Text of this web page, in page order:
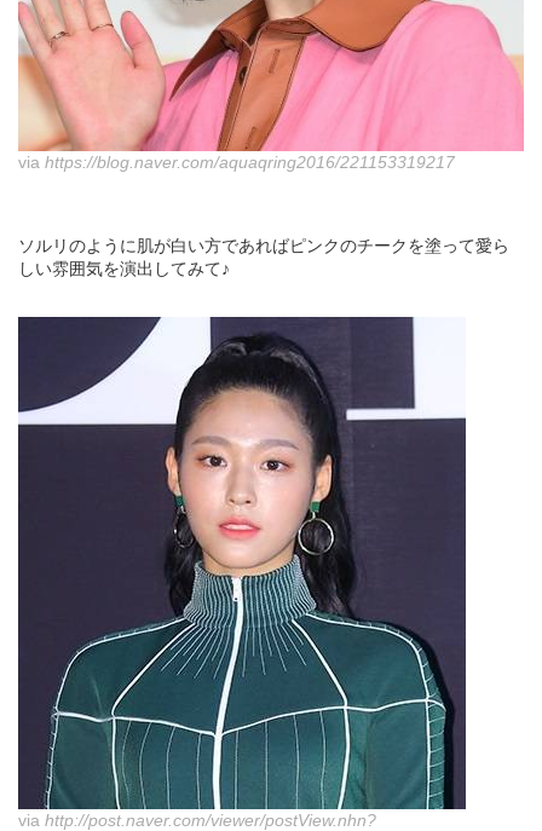
via https://blog.naver.com/aquaqring2016/221153319217
ソルリのように肌が白い方であればピンクのチークを塗って愛ら
しい雰囲気を演出してみて♪
via http://post.naver.com/viewer/postView.nhn?